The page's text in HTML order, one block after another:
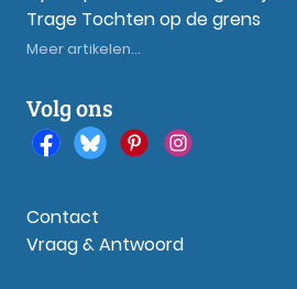
Trage Tochten op de grens
Meer artikelen...
Volg ons
Contact
Vraag & Antwoord